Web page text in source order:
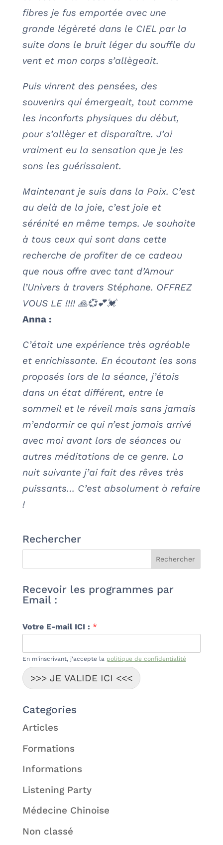
fibres je fus emportée avec une
grande légèreté dans le CIEL par la
suite dans le bruit léger du souffle du
vent et mon corps s’allègeait.
Puis vinrent des pensées, des
souvenirs qui émergeait, tout comme
les inconforts physiques du début,
pour s’allèger et disparaître. J’ai
vraiment eu la sensation que je les
sons les guérissaient.
Maintenant je suis dans la Paix. C’est
au delà de la joie, c’est joie et
sérénité en même temps. Je souhaite
à tous ceux qui sont dans cette
recherche de profiter de ce cadeau
que nous offre avec tant d’Amour
l’Univers à travers Stéphane. OFFREZ
VOUS LE !!!! 🙏💞💕💓
Anna :
C’était une expérience très agréable
et enrichissante. En écoutant les sons
proposés lors de la séance, j’étais
dans un état différent, entre le
sommeil et le réveil mais sans jamais
m’endormir ce qui n’est jamais arrivé
avec moi avant lors de séances ou
autres méditations de ce genre. La
nuit suivante j’ai fait des rêves très
puissants… C’est absolument à refaire
!
Rechercher
Recevoir les programmes par
Email :
Votre E-mail ICI : *
En m'inscrivant, j'accepte la politique de confidentialité
>>> JE VALIDE ICI <<<
Categories
Articles
Formations
Informations
Listening Party
Médecine Chinoise
Non classé